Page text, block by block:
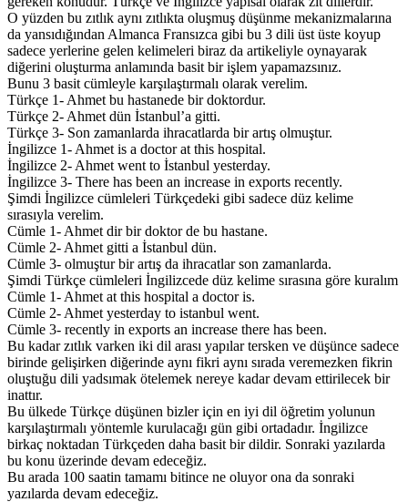
O yüzden bu zıtlık aynı zıtlıkta oluşmuş düşünme mekanizmalarına
da yansıdığından Almanca Fransızca gibi bu 3 dili üst üste koyup
sadece yerlerine gelen kelimeleri biraz da artikeliyle oynayarak
diğerini oluşturma anlamında basit bir işlem yapamazsınız.
Bunu 3 basit cümleyle karşılaştırmalı olarak verelim.
Türkçe 1- Ahmet bu hastanede bir doktordur.
Türkçe 2- Ahmet dün İstanbul’a gitti.
Türkçe 3- Son zamanlarda ihracatlarda bir artış olmuştur.
İngilizce 1- Ahmet is a doctor at this hospital.
İngilizce 2- Ahmet went to İstanbul yesterday.
İngilizce 3- There has been an increase in exports recently.
Şimdi İngilizce cümleleri Türkçedeki gibi sadece düz kelime
sırasıyla verelim.
Cümle 1- Ahmet dir bir doktor de bu hastane.
Cümle 2- Ahmet gitti a İstanbul dün.
Cümle 3- olmuştur bir artış da ihracatlar son zamanlarda.
Şimdi Türkçe cümleleri İngilizcede düz kelime sırasına göre kuralım
Cümle 1- Ahmet at this hospital a doctor is.
Cümle 2- Ahmet yesterday to istanbul went.
Cümle 3- recently in exports an increase there has been.
Bu kadar zıtlık varken iki dil arası yapılar tersken ve düşünce sadece
birinde gelişirken diğerinde aynı fikri aynı sırada veremezken fikrin
oluştuğu dili yadsımak ötelemek nereye kadar devam ettirilecek bir
inattır.
Bu ülkede Türkçe düşünen bizler için en iyi dil öğretim yolunun
karşılaştırmalı yöntemle kurulacağı gün gibi ortadadır. İngilizce
birkaç noktadan Türkçeden daha basit bir dildir. Sonraki yazılarda
bu konu üzerinde devam edeceğiz.
Bu arada 100 saatin tamamı bitince ne oluyor ona da sonraki
yazılarda devam edeceğiz.